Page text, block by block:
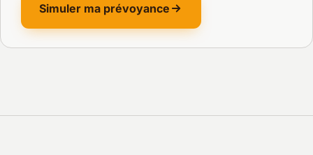
Simuler ma prévoyance